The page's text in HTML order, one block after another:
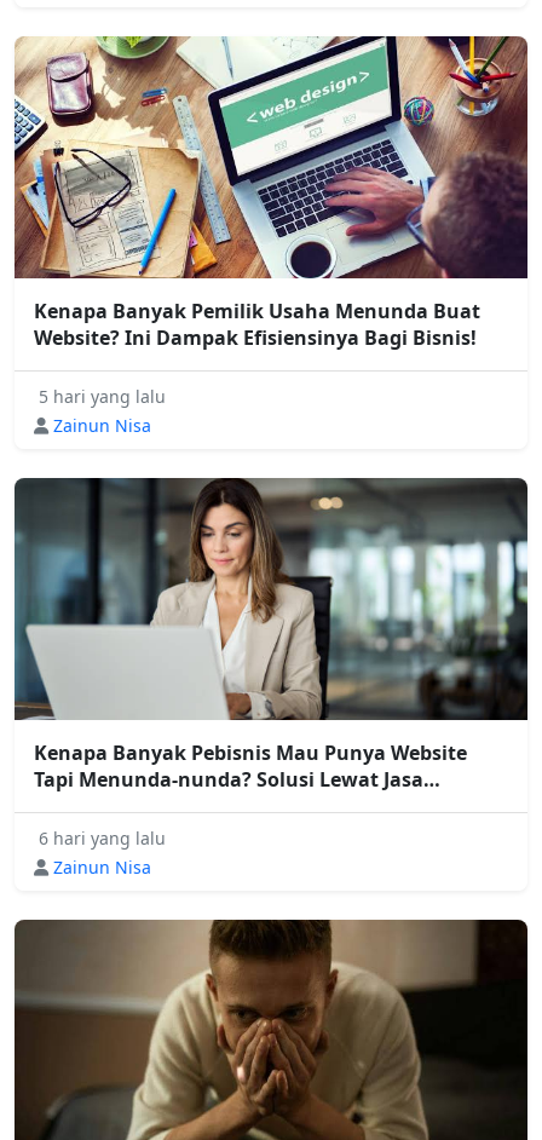
Kenapa Banyak Pemilik Usaha Menunda Buat
Website? Ini Dampak Efisiensinya Bagi Bisnis!
5 hari yang lalu
Zainun Nisa
Kenapa Banyak Pebisnis Mau Punya Website
Tapi Menunda-nunda? Solusi Lewat Jasa
Pembuatan Website Profesional
6 hari yang lalu
Zainun Nisa